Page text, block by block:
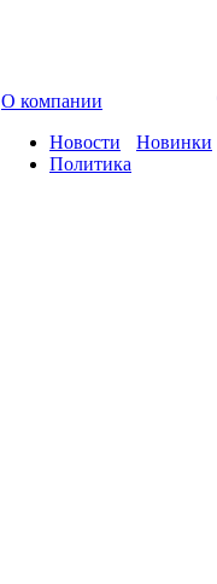
О компании
Новости
Политика
Новинки